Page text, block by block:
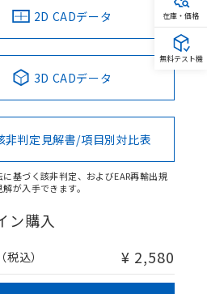
2D CADデータ
3D CADデータ
非判定見解書/項目別対比表
に基づく該非判定、およびEAR再輸出規
が入手できます。
ン購入
込） ¥ 2,580
在庫・価格
無料テスト機